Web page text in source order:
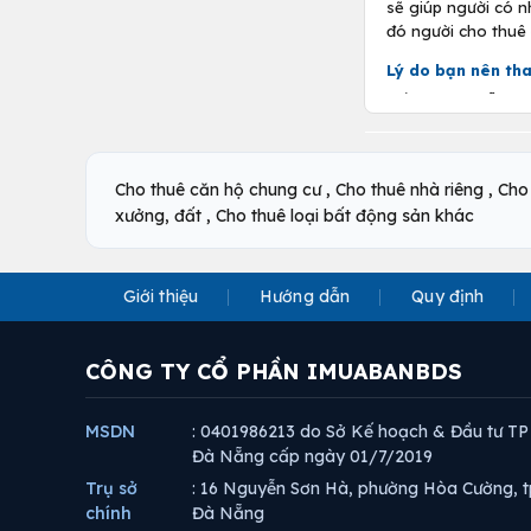
sẽ giúp người có
đó người cho thuê
Lý do bạn nên
Nếu bạn có sẵn
Những điều cần
Tìm hiểu cách
Tìm kiếm thời
có thể kiếm
Đầu tư vào nhà
Sử dụng vốn
vay trở thành
Xác định sẵn
đợi.
Chú ý tránh
Cho thuê căn hộ chung cư , Cho thuê nhà riêng ,
xưởng, đất , Cho thuê loại bất động sản khác
Giới thiệu Hướng dẫn Quy định
CÔNG TY CỔ PHẦN IMUABANBDS
MSDN
: 0401986213 do Sở Kế hoạch & Đầu tư TP
Đà Nẵng cấp ngày 01/7/2019
Trụ sở
chính
: 16 Nguyễn Sơn Hà, phường Hòa Cường,
Đà Nẵng